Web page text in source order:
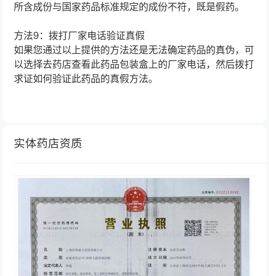
所含成份与国家药品标准规定的成份不符，既是假药。
方法9：拨打厂家电话验证真假
如果您通过以上提供的方法还是无法确定药品的真伪，可
以选择去药店查看此药品包装盒上的厂家电话，然后拨打
求证如何验证此药品的真假方法。
实体药店资质